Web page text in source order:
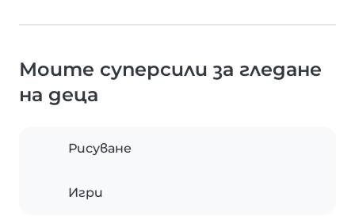
Моите суперсили за гледане
на деца
Рисуване
Игри